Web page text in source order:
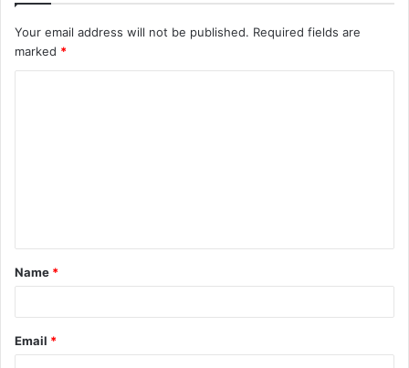
Your email address will not be published. Required fields are
marked *
t
*
Name *
Email *